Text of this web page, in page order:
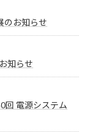
のお知らせ
知らせ
回 電源システム